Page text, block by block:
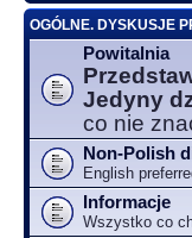
OGÓLNE. DYSKUSJE
Powitalnia
Jedyny
co nie
Non-Polish
English
Informacje
Wszystko co